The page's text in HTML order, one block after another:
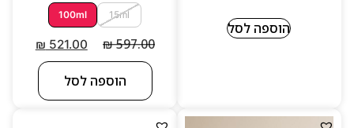
הוספה לסל
15ml
100ml
₪597.00
₪ 521.00
הוספה לסל